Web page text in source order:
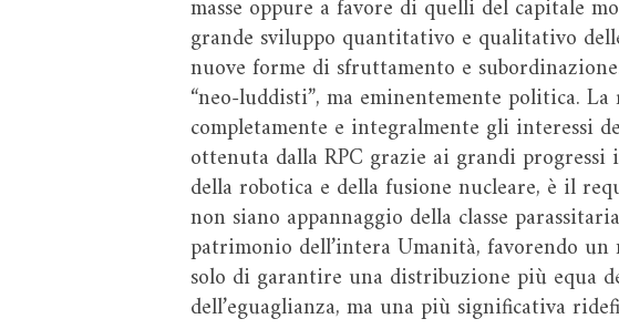
masse oppure a favore di quelli del capitale
grande sviluppo quantitativo e qualitativo
nuove forme di sfruttamento e
“neo-luddisti”, ma eminentemente politica.
completamente e integralmente gli interessi
ottenuta dalla RPC grazie ai grandi progressi
della robotica e della fusione nucleare, è il
non siano appannaggio della classe
patrimonio dell’intera Umanità, favorendo
solo di garantire una distribuzione più equa
dell’eguaglianza, ma una più significativa